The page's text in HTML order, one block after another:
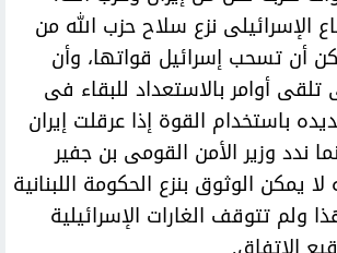
الإسرائيلى نزع سلاح حزب الله من
أن تسحب إسرائيل قواتها، وأن
تلقى أوامر بالاستعداد للبقاء فى
باستخدام القوة إذا عرقلت إيران
ندد وزير الأمن القومى بن جفير
يمكن الوثوق بنزع الحكومة اللبنانية
ولم تتوقف الغارات الإسرائيلية